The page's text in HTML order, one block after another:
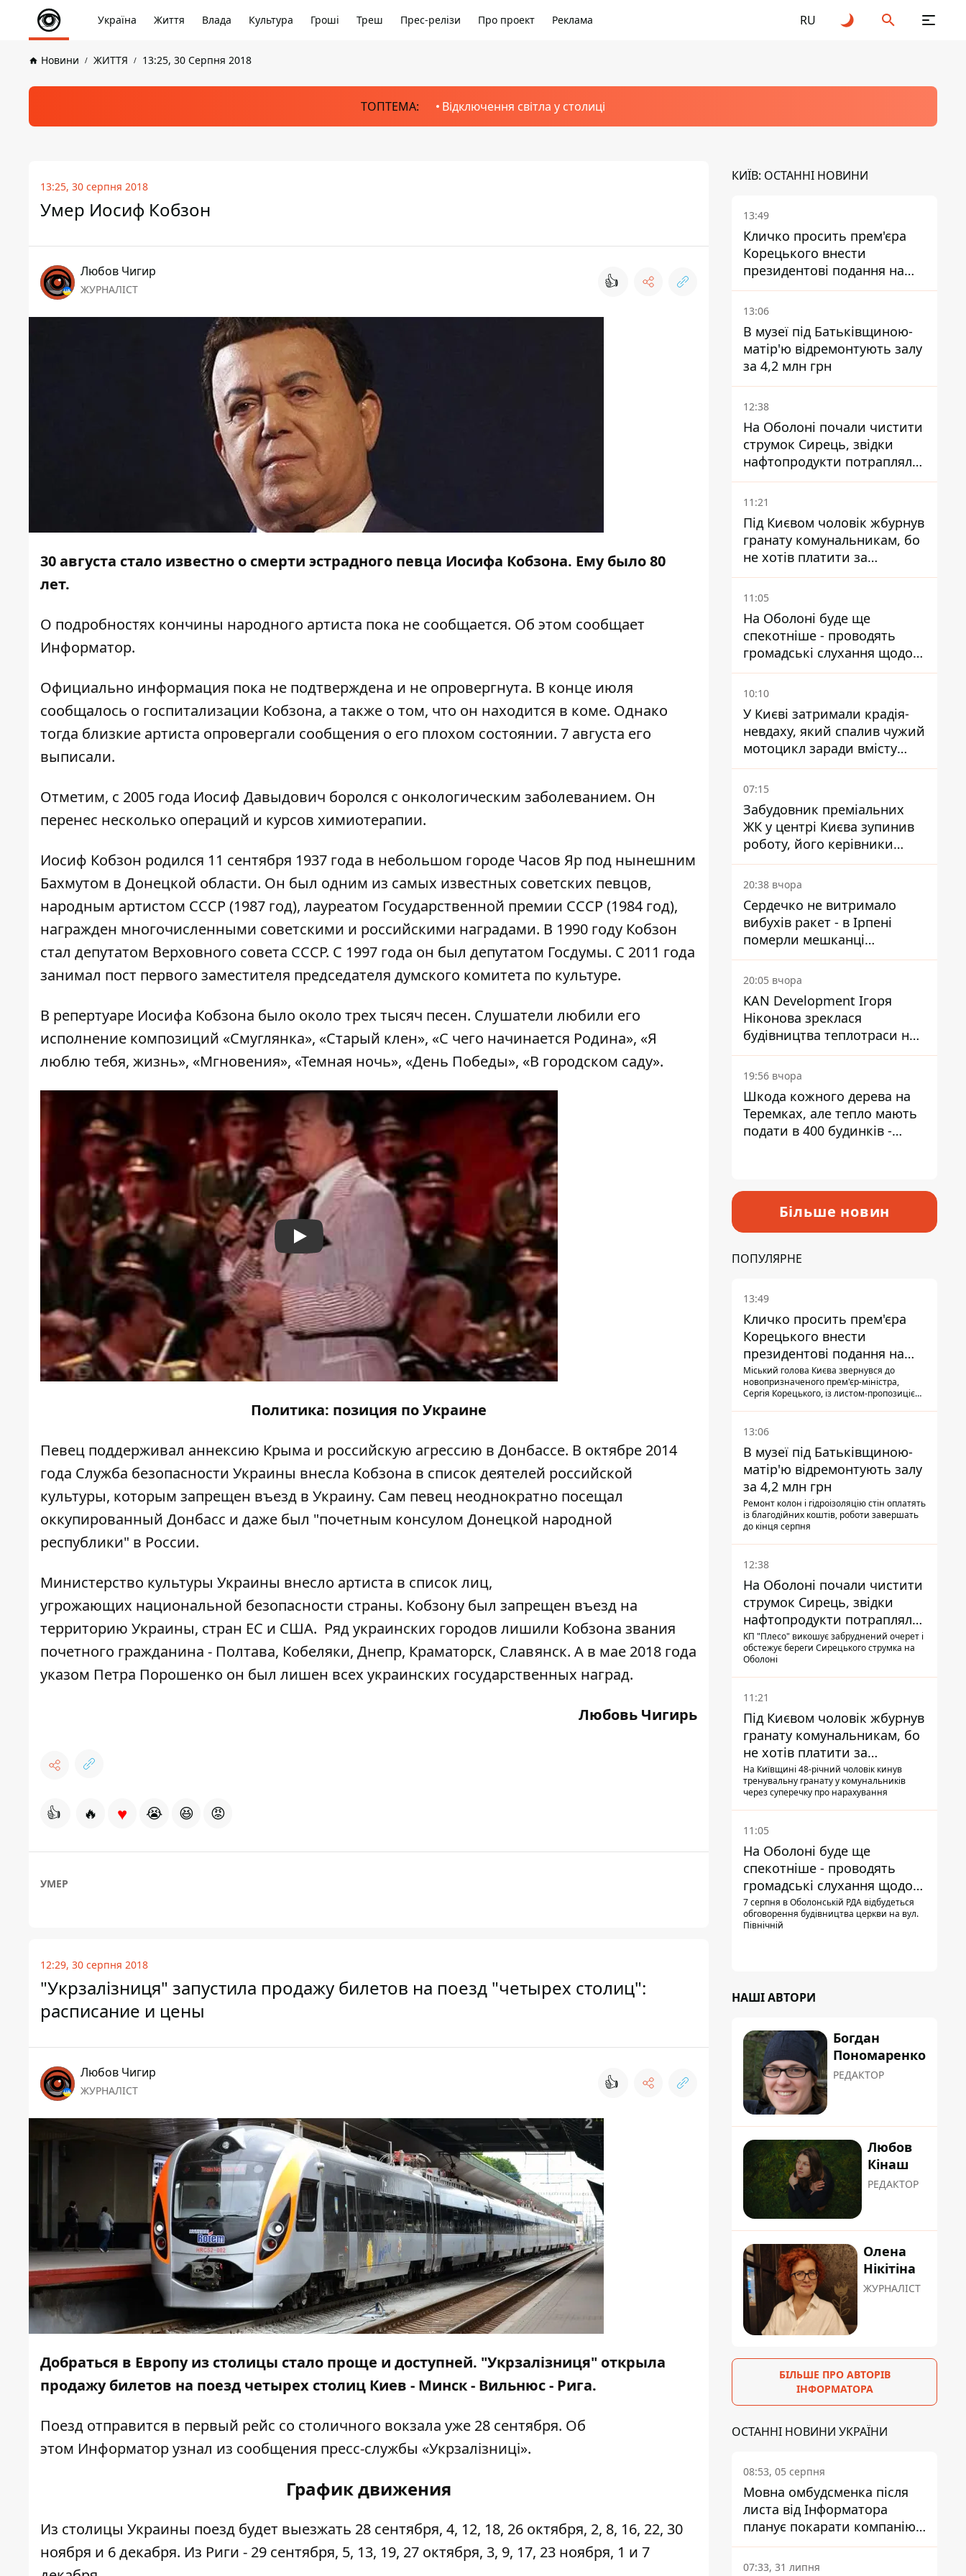
Україна Життя Влада Культура Гроші Треш Прес-релізи Про проект Реклама RU
Новини ЖИТТЯ 13:25, 30 Серпня 2018
ТОПТЕМА: Відключення світла у столиці
13:25, 30 серпня 2018
Умер Иосиф Кобзон
Любов Чигир
ЖУРНАЛІСТ 👍
30 августа стало известно о смерти эстрадного певца Иосифа Кобзона. Ему было 80
лет.
О подробностях кончины народного артиста пока не сообщается. Об этом сообщает
Информатор.
Официально информация пока не подтверждена и не опровергнута. В конце июля
сообщалось о госпитализации Кобзона, а также о том, что он находится в коме. Однако
тогда близкие артиста опровергали сообщения о его плохом состоянии. 7 августа его
выписали.
Отметим, с 2005 года Иосиф Давыдович боролся с онкологическим заболеванием. Он
перенес несколько операций и курсов химиотерапии.
Иосиф Кобзон родился 11 сентября 1937 года в небольшом городе Часов Яр под нынешним
Бахмутом в Донецкой области. Он был одним из самых известных советских певцов,
народным артистом СССР (1987 год), лауреатом Государственной премии СССР (1984 год),
награжден многочисленными советскими и российскими наградами. В 1990 году Кобзон
стал депутатом Верховного совета СССР. С 1997 года он был депутатом Госдумы. С 2011 года
занимал пост первого заместителя председателя думского комитета по культуре.
В репертуаре Иосифа Кобзона было около трех тысяч песен. Слушатели любили его
исполнение композиций «Смуглянка», «Старый клен», «С чего начинается Родина», «Я
люблю тебя, жизнь», «Мгновения», «Темная ночь», «День Победы», «В городском саду».
Play
Политика: позиция по Украине
Певец поддерживал аннексию Крыма и российскую агрессию в Донбассе. В октябре 2014
года Служба безопасности Украины внесла Кобзона в список деятелей российской
культуры, которым запрещен въезд в Украину. Сам певец неоднократно посещал
оккупированный Донбасс и даже был "почетным консулом Донецкой народной
республики" в России.
Министерство культуры Украины внесло артиста в список лиц,
угрожающих национальной безопасности страны. Кобзону был запрещен въезд на
территорию Украины, стран ЕС и США. Ряд украинских городов лишили Кобзона звания
почетного гражданина - Полтава, Кобеляки, Днепр, Краматорск, Славянск. А в мае 2018 года
указом Петра Порошенко он был лишен всех украинских государственных наград.
Любовь Чигирь
👍 🔥 ♥ 😭 😆 😡
УМЕР
12:29, 30 серпня 2018
"Укрзалізниця" запустила продажу билетов на поезд "четырех столиц":
расписание и цены
Любов Чигир
ЖУРНАЛІСТ 👍
Добраться в Европу из столицы стало проще и доступней. "Укрзалізниця" открыла
продажу билетов на поезд четырех столиц Киев - Минск - Вильнюс - Рига.
Поезд отправится в первый рейс со столичного вокзала уже 28 сентября. Об
этом Информаторузнал из сообщения пресс-службы «Укрзалізниці».
График движения
Из столицы Украины поезд будет выезжать 28 сентября, 4, 12, 18, 26 октября, 2, 8, 16, 22, 30
ноября и 6 декабря. Из Риги - 29 сентября, 5, 13, 19, 27 октября, 3, 9, 17, 23 ноября, 1 и 7
КИЇВ: ОСТАННІ НОВИНИ
13:49
Кличко просить прем'єра
Корецького внести
президентові подання на
звільнення володаря
Троєщини Бахматова
13:06
В музеї під Батьківщиною-
матір'ю відремонтують залу
за 4,2 млн грн
12:38
На Оболоні почали чистити
струмок Сирець, звідки
нафтопродукти потрапляли
до озер
11:21
Під Києвом чоловік жбурнув
гранату комунальникам, бо
не хотів платити за
квитанціями
11:05
На Оболоні буде ще
спекотніше - проводять
громадські слухання щодо
храму УГКЦ на Північній
10:10
У Києві затримали крадія-
невдаху, який спалив чужий
мотоцикл заради вмісту
багажника
07:15
Забудовник преміальних
ЖК у центрі Києва зупинив
роботу, його керівники
втекли з України - Bihus.info
20:38 вчора
Сердечко не витримало
вибухів ракет - в Ірпені
померли мешканці
притулку для собак з
інвалідністю
20:05 вчора
KAN Development Ігоря
Ніконова зреклася
будівництва теплотраси на
Теремках
19:56 вчора
Шкода кожного дерева на
Теремках, але тепло мають
подати в 400 будинків -
Більше новин
ПОПУЛЯРНЕ
13:49
Кличко просить прем'єра
Корецького внести
президентові подання на
звільнення володаря
Троєщини Бахматова
Міський голова Києва звернувся до
новопризначеного прем'єр-міністра,
Сергія Корецького, із листом-пропозицією
13:06
В музеї під Батьківщиною-
матір'ю відремонтують залу
за 4,2 млн грн
Ремонт колон і гідроізоляцію стін оплатять
із благодійних коштів, роботи завершать
до кінця серпня
12:38
На Оболоні почали чистити
струмок Сирець, звідки
нафтопродукти потрапляли
до озер
КП "Плесо" викошує забруднений очерет і
обстежує береги Сирецького струмка на
Оболоні
11:21
Під Києвом чоловік жбурнув
гранату комунальникам, бо
не хотів платити за
квитанціями
На Київщині 48-річний чоловік кинув
тренувальну гранату у комунальників
через суперечку про нарахування
11:05
На Оболоні буде ще
спекотніше - проводять
громадські слухання щодо
храму УГКЦ на Північній
7 серпня в Оболонській РДА відбудеться
обговорення будівництва церкви на вул.
Північній
НАШІ АВТОРИ
Богдан
Пономаренко
РЕДАКТОР
Любов
Кінаш
РЕДАКТОР
Олена
Нікітіна
ЖУРНАЛІСТ
БІЛЬШЕ ПРО АВТОРІВ
ІНФОРМАТОРА
ОСТАННІ НОВИНИ УКРАЇНИ
08:53, 05 серпня
Мовна омбудсменка після
листа від Інформатора
планує покарати компанію-
підрядника ПриватБанку
07:33, 31 липня